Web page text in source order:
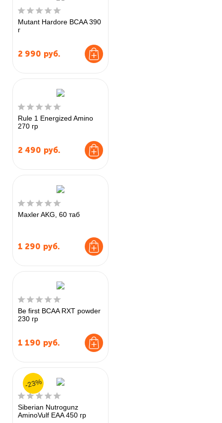
Mutant Hardore BCAA 390
г
2 990 руб.
Rule 1 Energized Amino
270 гр
2 490 руб.
Maxler AKG, 60 таб
1 290 руб.
Be first BCAA RXT powder
230 гр
1 190 руб.
Siberian Nutrogunz
AminoVulf EAA 450 гр
-23%